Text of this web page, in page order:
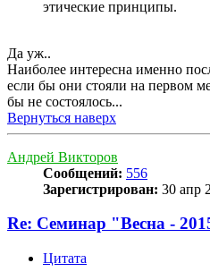
этические принципы.
Да уж..
Наиболее интересна именно
если бы они стояли на первом
бы не состоялось...
Вернуться наверх
Андрей Викторов
Сообщений: 556
Зарегистрирован: 30 апр
Re: Семинар "Весна -
Цитата